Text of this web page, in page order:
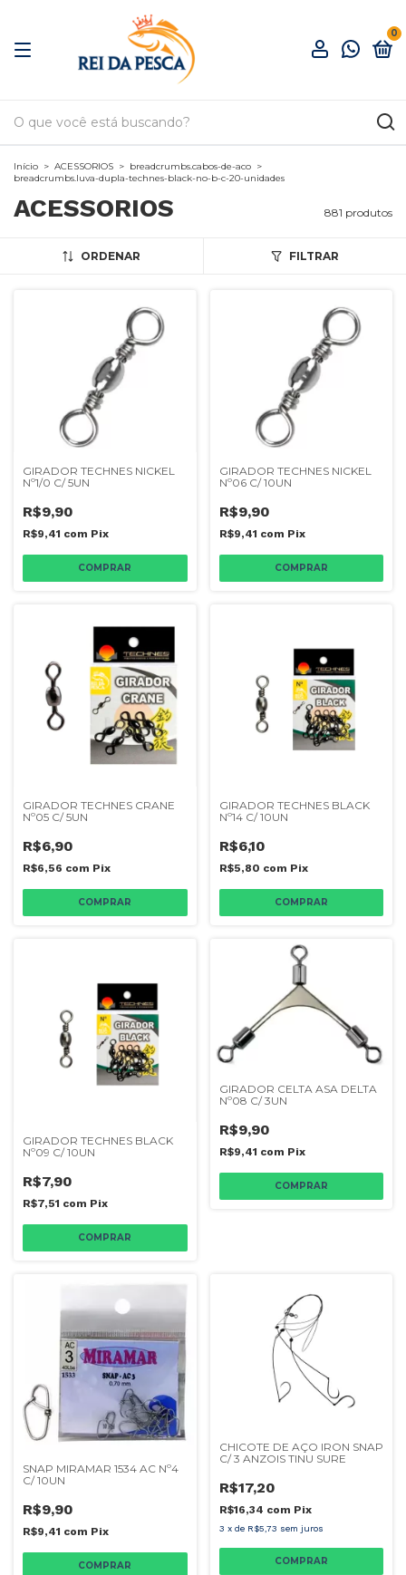
0
Início > ACESSORIOS > breadcrumbs.cabos-de-aco >
breadcrumbs.luva-dupla-technes-black-no-b-c-20-unidades
ACESSORIOS 881 produtos
ORDENAR FILTRAR
GIRADOR TECHNES NICKEL
Nº1/0 C/ 5UN
R$9,90
R$9,41 com Pix
GIRADOR TECHNES NICKEL
Nº06 C/ 10UN
R$9,90
R$9,41 com Pix
GIRADOR TECHNES CRANE
Nº05 C/ 5UN
R$6,90
R$6,56 com Pix
GIRADOR TECHNES BLACK
Nº14 C/ 10UN
R$6,10
R$5,80 com Pix
GIRADOR TECHNES BLACK
Nº09 C/ 10UN
R$7,90
R$7,51 com Pix
GIRADOR CELTA ASA DELTA
Nº08 C/ 3UN
R$9,90
R$9,41 com Pix
SNAP MIRAMAR 1534 AC Nº4
C/ 10UN
R$9,90
R$9,41 com Pix
CHICOTE DE AÇO IRON SNAP
C/ 3 ANZOIS TINU SURE
R$17,20
R$16,34 com Pix
3 x de R$5,73 sem juros
COMPRAR